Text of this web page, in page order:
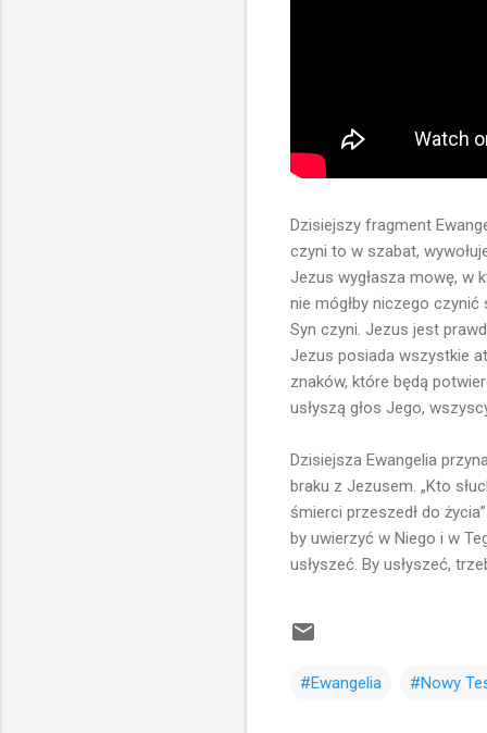
Dzisiejszy fragment
czyni to w szabat,
Jezus wygłasza mowę, w
nie mógłby niczego
Syn czyni. Jezus jest
Jezus posiada wszystkie
znaków, które będą
usłyszą głos Jego,
Dzisiejsza Ewangelia
braku z Jezusem. „Kto
śmierci przeszedł do
by uwierzyć w Niego i w
usłyszeć. By usłyszeć,
#Ewangelia #Nowy